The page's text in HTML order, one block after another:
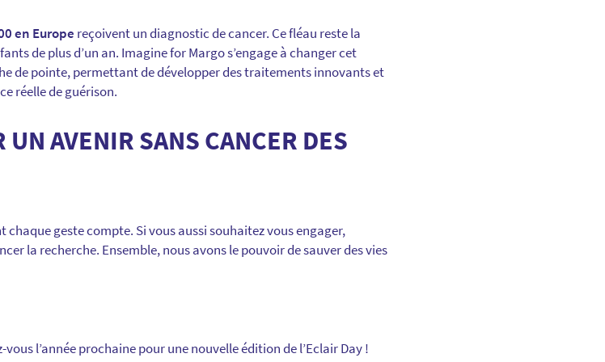
en Europe reçoivent un diagnostic de cancer. Ce fléau reste la
de plus d’un an. Imagine for Margo s’engage à changer cet
de pointe, permettant de développer des traitements innovants et
réelle de guérison.
AVENIR SANS CANCER DES
chaque geste compte. Si vous aussi souhaitez vous engager,
la recherche. Ensemble, nous avons le pouvoir de sauver des vies
l’année prochaine pour une nouvelle édition de l’Eclair Day !